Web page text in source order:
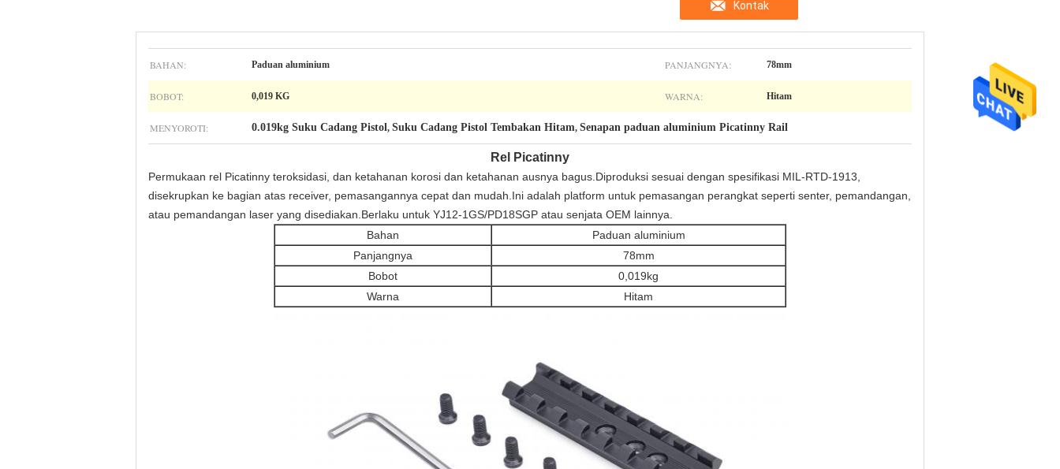
Kontak
BAHAN: Paduan aluminium PANJANGNYA: 78mm
BOBOT: 0,019 KG WARNA: Hitam
MENYOROTI: 0.019kg Suku Cadang Pistol, Suku Cadang Pistol Tembakan Hitam, Senapan paduan aluminium Picatinny Rail
Rel Picatinny
Permukaan rel Picatinny teroksidasi, dan ketahanan korosi dan ketahanan ausnya bagus.Diproduksi sesuai dengan spesifikasi MIL-RTD-1913,
disekrupkan ke bagian atas receiver, pemasangannya cepat dan mudah.Ini adalah platform untuk pemasangan perangkat seperti senter, pemandangan,
atau pemandangan laser yang disediakan.Berlaku untuk YJ12-1GS/PD18SGP atau senjata OEM lainnya.
Bahan
Paduan aluminium
Panjangnya
78mm
Bobot
0,019kg
Warna
Hitam